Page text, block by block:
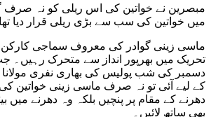
مبصرین نے خواتین کی اس ریلی کو نہ صرف
میں خواتین کی سب سے بڑی ریلی قرار دیا
ماسی زینی گوادر کی معروف سماجی
دسمبر کی شب پولیس کی بھاری نفری
کے لیے آئی تو نہ صرف ماسی زینی خواتین کی
دھرنے کے مقام پر پنچیں بلکہ وہ دھرنے میں
بھی ساتھ لائیں۔